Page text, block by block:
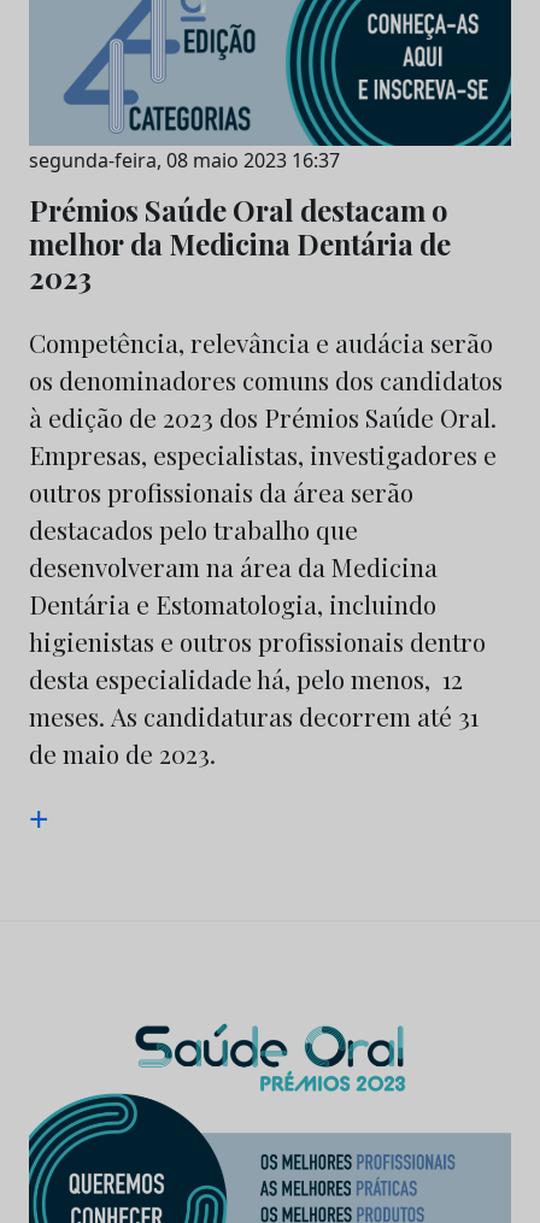
segunda-feira, 08 maio 2023 16:37
Prémios Saúde Oral destacam o
melhor da Medicina Dentária de
2023
Competência, relevância e audácia serão
os denominadores comuns dos candidatos
à edição de 2023 dos Prémios Saúde Oral.
Empresas, especialistas, investigadores e
outros profissionais da área serão
destacados pelo trabalho que
desenvolveram na área da Medicina
Dentária e Estomatologia, incluindo
higienistas e outros profissionais dentro
desta especialidade há, pelo menos, 12
meses. As candidaturas decorrem até 31
de maio de 2023.
+